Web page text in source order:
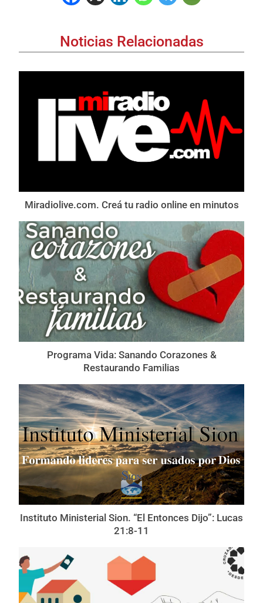
Noticias Relacionadas
Miradiolive.com. Creá tu radio online en minutos
Programa Vida: Sanando Corazones &
Restaurando Familias
Instituto Ministerial Sion. “El Entonces Dijo”: Lucas
21:8-11